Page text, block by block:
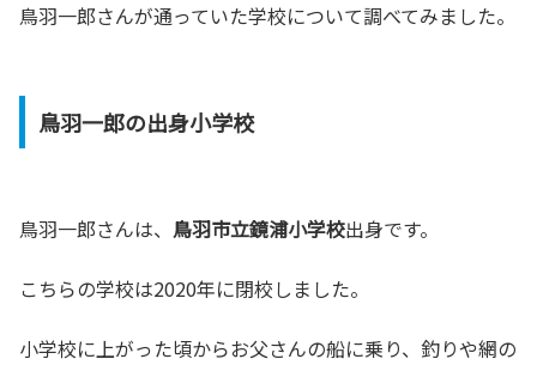
鳥羽一郎さんが通っていた学校について調べてみました。
鳥羽一郎の出身小学校
鳥羽一郎さんは、 鳥羽市立鏡浦小学校出身です。
こちらの学校は2020年に閉校しました。
小学校に上がった頃からお父さんの船に乗り、釣りや網の